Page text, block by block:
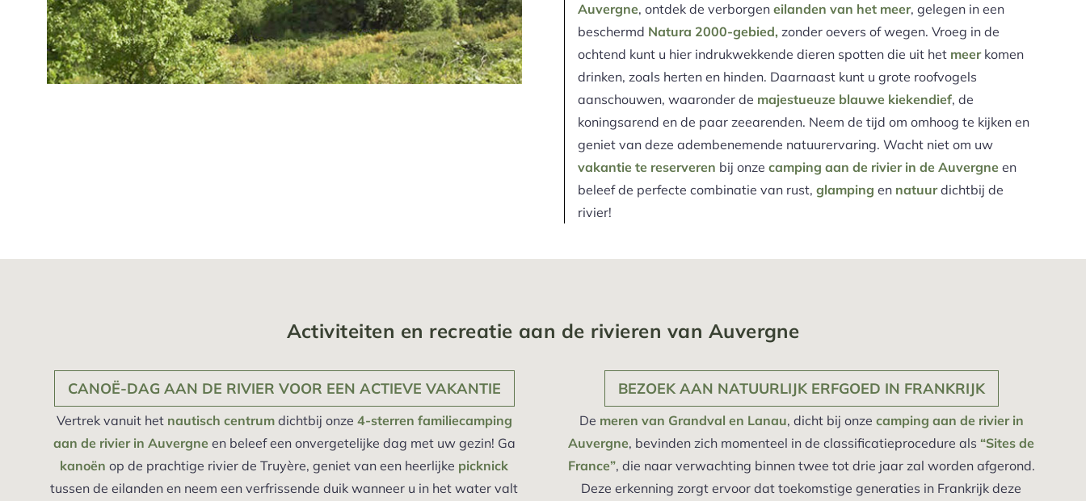
Auvergne, ontdek de verborgen eilanden van het meer, gelegen in een
beschermd Natura 2000-gebied, zonder oevers of wegen. Vroeg in de
ochtend kunt u hier indrukwekkende dieren spotten die uit het meerkomen
drinken, zoals herten en hinden. Daarnaast kunt u grote roofvogels
aanschouwen, waaronder de majestueuze blauwe kiekendief, de
koningsarend en de paar zeearenden. Neem de tijd om omhoog te kijken en
geniet van deze adembenemende natuurervaring. Wacht niet om uw
vakantie te reserveren bij onze camping aan de rivier in de Auvergne en
beleef de perfecte combinatie van rust, glamping en natuurdichtbij de
rivier!
Activiteiten en recreatie aan de rivieren van Auvergne
CANOË-DAG AAN DE RIVIER VOOR EEN ACTIEVE VAKANTIE
Vertrek vanuit hetnautisch centrumdichtbij onze 4-sterren familiecamping
aan de rivier in Auvergne en beleef een onvergetelijke dag met uw gezin! Ga
kanoën op de prachtige rivier de Truyère, geniet van een heerlijke picknick
tussen de eilanden en neem een verfrissende duik wanneer u in het water valt
BEZOEK AAN NATUURLIJK ERFGOED IN FRANKRIJK
De meren van Grandval en Lanau, dicht bij onze camping aan de rivier in
Auvergne, bevinden zich momenteel in de classificatieprocedure als “Sites de
France”, die naar verwachting binnen twee tot drie jaar zal worden afgerond.
Deze erkenning zorgt ervoor dat toekomstige generaties in Frankrijk deze